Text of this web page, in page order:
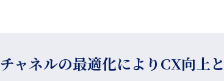
チャネルの最適化によりCX向上